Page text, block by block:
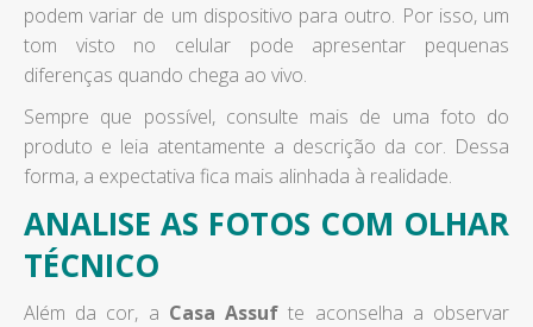
podem variar de um dispositivo para outro. Por isso, um
tom visto no celular pode apresentar pequenas
diferenças quando chega ao vivo.
Sempre que possível, consulte mais de uma foto do
produto e leia atentamente a descrição da cor. Dessa
forma, a expectativa fica mais alinhada à realidade.
ANALISE AS FOTOS COM OLHAR
TÉCNICO
Além da cor, a Casa Assuf te aconselha a observar